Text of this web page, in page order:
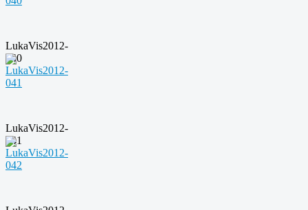
LukaVis2012-
040
LukaVis2012-
041